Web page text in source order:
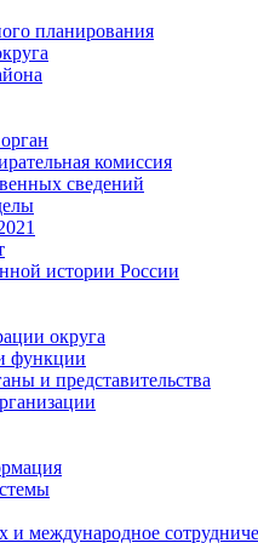
планирования
комиссия
сведений
истории России
округа
функции
и представительства
и международное